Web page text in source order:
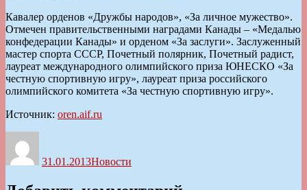
Кавалер орденов «Дружбы народов», «За личное мужество».
Отмечен правительственными наградами Канады – «Медалью
конфедерации Канады» и орденом «За заслуги». Заслуженный
мастер спорта СССР, Почетный полярник, Почетный радист,
лауреат международного олимпийского приза ЮНЕСКО «За
честную спортивную игру», лауреат приза российского
олимпийского комитета «За честную спортивную игру».
Источник: oren.aif.ru
31.01.2013Новости